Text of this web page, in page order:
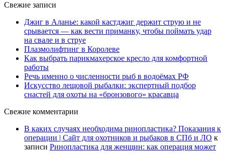
Свежие записи
Джиг в Аланье: какой кастджиг держит струю и не
срывается — как вести приманку, чтобы поймать удар
на свале и в струе
Плазмолифтинг в Королеве
Как выбрать парикмахерское кресло для комфортной
работы
Речь именно о численности рыб в водоёмах РФ
Искусство лещовой рыбалки: экспертный подбор
снастей для охоты на «бронзового» красавца
Свежие комментарии
В каких случаях необходима ринопластика? Показания к
операции | Сайт для охотников и рыбаков в СПб и ЛО к
записи Ринопластика для женщин: как операция может